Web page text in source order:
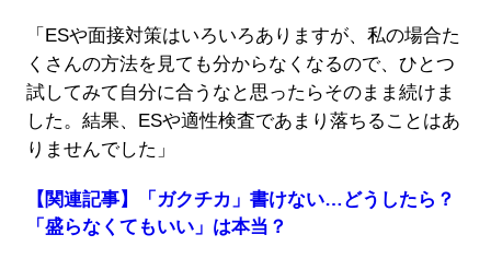
「ESや面接対策はいろいろありますが、私の場合た
くさんの方法を見ても分からなくなるので、ひとつ
試してみて自分に合うなと思ったらそのまま続けま
した。結果、ESや適性検査であまり落ちることはあ
りませんでした」
【関連記事】「ガクチカ」書けない…どうしたら？
「盛らなくてもいい」は本当？